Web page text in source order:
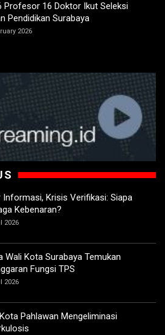
Profesor 16 Doktor Ikut Seleksi
Pendidikan Surabaya
2026
Informasi, Krisis Verifikasi: Siapa
Kebenaran?
2026
Wali Kota Surabaya Temukan
Fungsi TPS
2026
Pahlawan Mengeliminasi